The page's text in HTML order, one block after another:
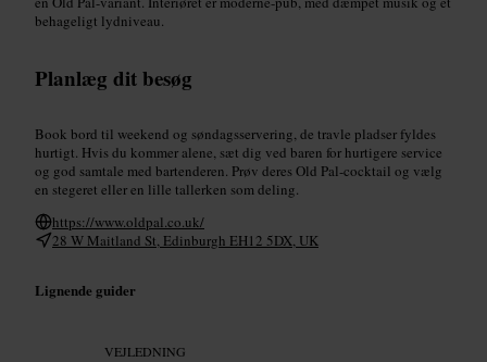
behageligt lydniveau.
Planlæg dit besøg
Book bord til weekend og søndagsservering, de travle pladser fyldes
hurtigt. Hvis du kommer alene, sæt dig ved baren for hurtigere service
og god samtale med bartenderen. Prøv deres Old Pal-cocktail og vælg
en stegeret eller en lille tallerken som deling.
https://www.oldpal.co.uk/
28 W Maitland St, Edinburgh EH12 5DX, UK
Lignende guider
VEJLEDNING